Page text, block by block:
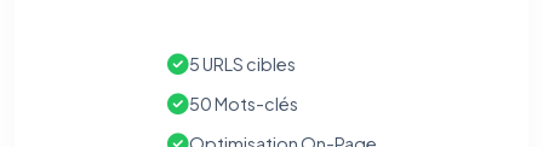
5 URLS cibles
50 Mots-clés